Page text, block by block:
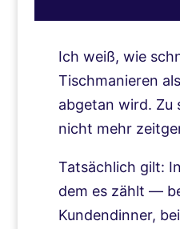
Ich weiß, wie
Tischmanieren
abgetan wird. Zu
nicht mehr
Tatsächlich gilt:
dem es zählt —
Kundendinner,